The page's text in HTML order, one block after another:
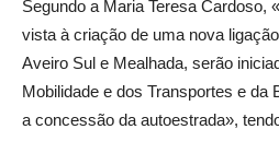
Segundo a Maria Teresa Cardoso,
vista à criação de uma nova
Aveiro Sul e Mealhada, serão
Mobilidade e dos Transportes e da
a concessão da autoestrada»,